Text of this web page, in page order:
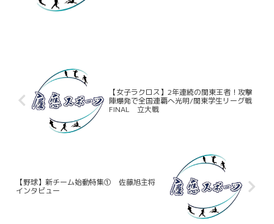
【女子ラクロス】2年連続の関東王者！攻撃
陣爆発で全国連覇へ光明/関東学生リーグ戦
FINAL 立大戦
【野球】新チーム始動特集① 佐藤旭主将
インタビュー